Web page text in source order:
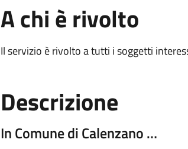
A chi è rivolto
Il servizio è rivolto a tutti i soggetti
Descrizione
In Comune di Calenzano …